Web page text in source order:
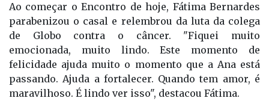
Ao começar o Encontro de hoje, Fátima Bernardes
parabenizou o casal e relembrou da luta da colega
de Globo contra o câncer. "Fiquei muito
emocionada, muito lindo. Este momento de
felicidade ajuda muito o momento que a Ana está
passando. Ajuda a fortalecer. Quando tem amor, é
maravilhoso. É lindo ver isso", destacou Fátima.